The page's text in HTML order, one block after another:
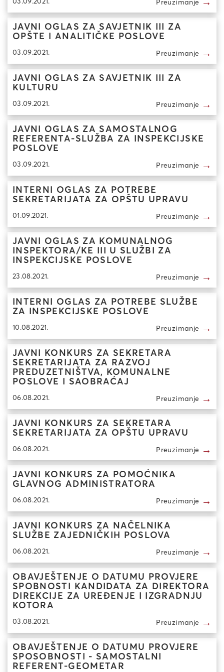
Preuzimanje
JAVNI OGLAS ZA SAVJETNIK III ZA
OPŠTE I ANALITIČKE POSLOVE
03.09.2021. Preuzimanje →
JAVNI OGLAS ZA SAVJETNIK III ZA
KULTURU
03.09.2021. Preuzimanje →
JAVNI OGLAS ZA SAMOSTALNOG
REFERENTA-SLUŽBA ZA INSPEKCIJSKE
POSLOVE
03.09.2021. Preuzimanje →
INTERNI OGLAS ZA POTREBE
SEKRETARIJATA ZA OPŠTU UPRAVU
01.09.2021. Preuzimanje →
JAVNI OGLAS ZA KOMUNALNOG
INSPEKTORA/KE III U SLUŽBI ZA
INSPEKCIJSKE POSLOVE
23.08.2021. Preuzimanje →
INTERNI OGLAS ZA POTREBE SLUŽBE
ZA INSPEKCIJSKE POSLOVE
10.08.2021. Preuzimanje →
JAVNI KONKURS ZA SEKRETARA
SEKRETARIJATA ZA RAZVOJ
PREDUZETNIŠTVA, KOMUNALNE
POSLOVE I SAOBRAĆAJ
06.08.2021. Preuzimanje →
JAVNI KONKURS ZA SEKRETARA
SEKRETARIJATA ZA OPŠTU UPRAVU
06.08.2021. Preuzimanje →
JAVNI KONKURS ZA POMOĆNIKA
GLAVNOG ADMINISTRATORA
06.08.2021. Preuzimanje →
JAVNI KONKURS ZA NAČELNIKA
SLUŽBE ZAJEDNIČKIH POSLOVA
06.08.2021. Preuzimanje →
OBAVJEŠTENJE O DATUMU PROVJERE
SPOBNOSTI KANDIDATA ZA DIREKTORA
DIREKCIJE ZA UREĐENJE I IZGRADNJU
KOTORA
03.08.2021. Preuzimanje →
OBAVJEŠTENJE O DATUMU PROVJERE
SPOSOBNOSTI - SAMOSTALNI
REFERENT-GEOMETAR